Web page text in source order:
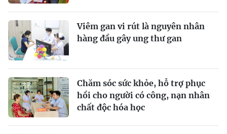
Viêm gan vi rút là nguyên nhân
hàng đầu gây ung thư gan
Chăm sóc sức khỏe, hỗ trợ phục
hồi cho người có công, nạn nhân
chất độc hóa học